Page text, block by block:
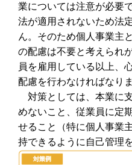
業については注意が必要
法が適用されないため法
ん。そのため個人事業主
の配慮は不要と考えられ
員を雇用している以上、
配慮を行わなければなりま
対策としては、本業に
めないこと、従業員に定
せること（特に個人事業
持できるように自己管理